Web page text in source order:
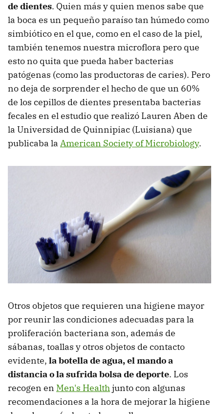
de dientes. Quien más y quien menos sabe que
la boca es un pequeño paraíso tan húmedo como
simbiótico en el que, como en el caso de la piel,
también tenemos nuestra microflora pero que
esto no quita que pueda haber bacterias
patógenas (como las productoras de caries). Pero
no deja de sorprender el hecho de que un 60%
de los cepillos de dientes presentaba bacterias
fecales en el estudio que realizó Lauren Aben de
la Universidad de Quinnipiac (Luisiana) que
publicaba la American Society of Microbiology.
Otros objetos que requieren una higiene mayor
por reunir las condiciones adecuadas para la
proliferación bacteriana son, además de
sábanas, toallas y otros objetos de contacto
evidente, la botella de agua, el mando a
distancia o la sufrida bolsa de deporte. Los
recogen en Men's Healthjunto con algunas
recomendaciones a la hora de mejorar la higiene